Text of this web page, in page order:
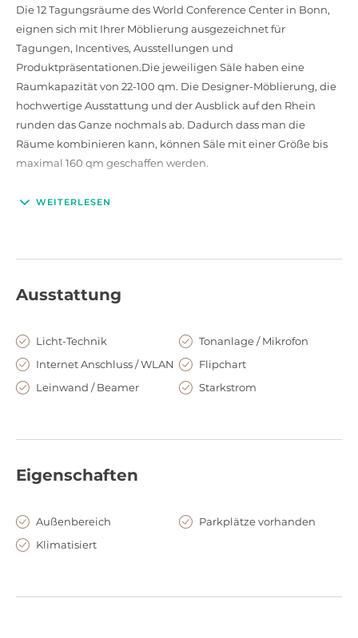
Die 12 Tagungsräume des World Conference Center in Bonn,
eignen sich mit Ihrer Möblierung ausgezeichnet für
Tagungen, Incentives, Ausstellungen und
Produktpräsentationen.Die jeweiligen Säle haben eine
Raumkapazität von 22-100 qm. Die Designer-Möblierung, die
hochwertige Ausstattung und der Ausblick auf den Rhein
runden das Ganze nochmals ab. Dadurch dass man die
Räume kombinieren kann, können Säle mit einer Größe bis
maximal 160 qm geschaffen werden.
WEITERLESEN
Ausstattung
Licht-Technik
Tonanlage / Mikrofon
Internet Anschluss / WLAN
Flipchart
Leinwand / Beamer
Starkstrom
Eigenschaften
Außenbereich
Parkplätze vorhanden
Klimatisiert